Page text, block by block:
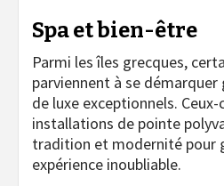
Spa et bien-être
Parmi les îles grecques,
parviennent à se démarquer
de luxe exceptionnels.
installations de pointe
tradition et modernité pour
expérience inoubliable.